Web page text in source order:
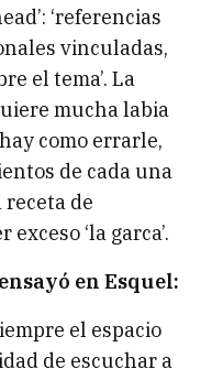
‘referencias
vinculadas,
el tema’. La
mucha labia
como errarle,
de cada una
receta de
‘la garca’.
en Esquel:
el espacio
de escuchar a